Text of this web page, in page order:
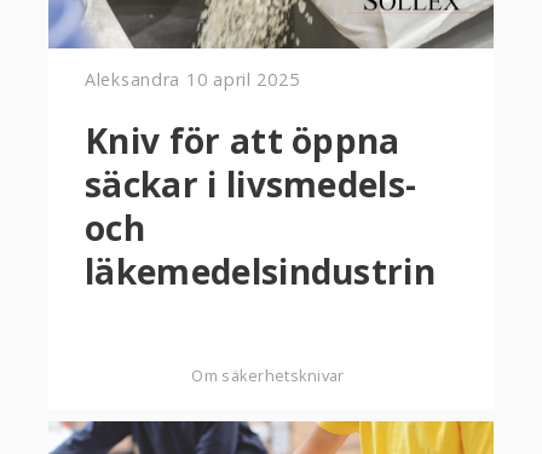
Aleksandra 10 april 2025
Kniv för att öppna
säckar i livsmedels-
och
läkemedelsindustrin
Om säkerhetsknivar